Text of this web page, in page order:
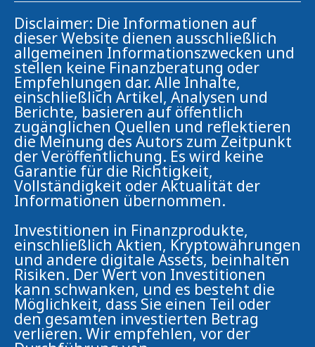
Disclaimer: Die Informationen auf
dieser Website dienen ausschließlich
allgemeinen Informationszwecken und
stellen keine Finanzberatung oder
Empfehlungen dar. Alle Inhalte,
einschließlich Artikel, Analysen und
Berichte, basieren auf öffentlich
zugänglichen Quellen und reflektieren
die Meinung des Autors zum Zeitpunkt
der Veröffentlichung. Es wird keine
Garantie für die Richtigkeit,
Vollständigkeit oder Aktualität der
Informationen übernommen.
Investitionen in Finanzprodukte,
einschließlich Aktien, Kryptowährungen
und andere digitale Assets, beinhalten
Risiken. Der Wert von Investitionen
kann schwanken, und es besteht die
Möglichkeit, dass Sie einen Teil oder
den gesamten investierten Betrag
verlieren. Wir empfehlen, vor der